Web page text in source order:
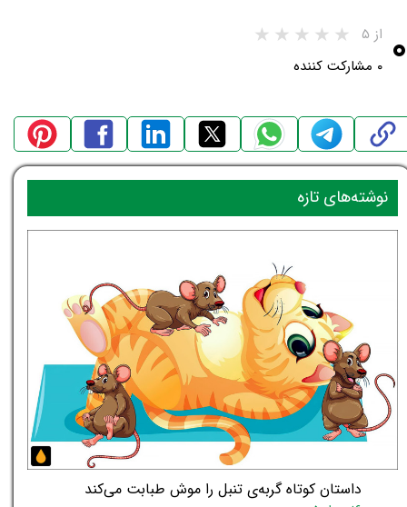
۰ از ۵
۰ مشارکت کننده
داستان کوتاه گربه‌ی تنبل را موش طبابت می‌کند
نوشته‌های تازه